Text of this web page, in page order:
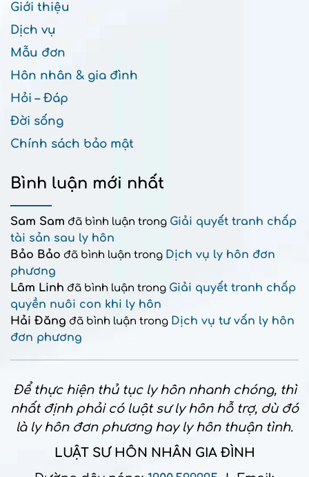
Giới thiệu
Dịch vụ
Mẫu đơn
Hôn nhân & gia đình
Hỏi – Đáp
Đời sống
Chính sách bảo mật
Bình luận mới nhất
Sam Sam đã bình luận trong Giải quyết tranh chấp
tài sản sau ly hôn
Bảo Bảo đã bình luận trong Dịch vụ ly hôn đơn
phương
Lâm Linh đã bình luận trong Giải quyết tranh chấp
quyền nuôi con khi ly hôn
Hải Đăng đã bình luận trong Dịch vụ tư vấn ly hôn
đơn phương
Để thực hiện thủ tục ly hôn nhanh chóng, thì
nhất định phải có luật sư ly hôn hỗ trợ, dù đó
là ly hôn đơn phương hay ly hôn thuận tình.
LUẬT SƯ HÔN NHÂN GIA ĐÌNH